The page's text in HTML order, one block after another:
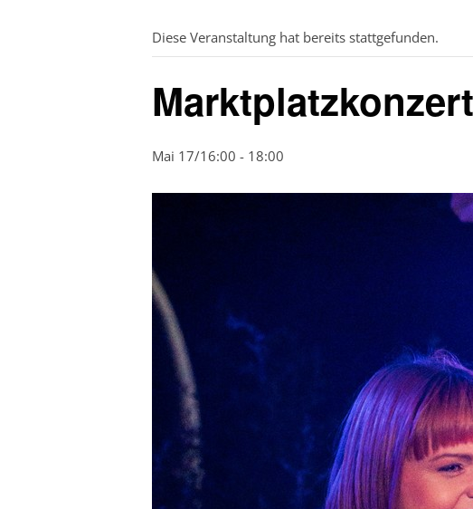
Diese Veranstaltung hat bereits stattgefunden.
Mai 17/16:00 - 18:00